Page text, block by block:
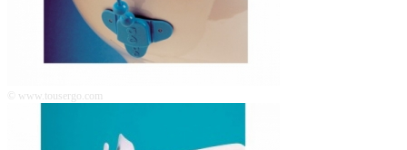
© www.tousergo.com